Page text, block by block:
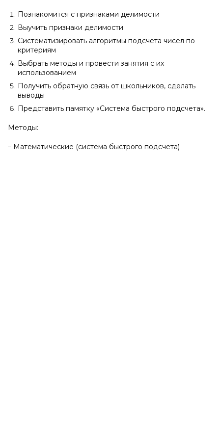
Познакомится с признаками делимости
Выучить признаки делимости
Систематизировать алгоритмы подсчета чисел по
критериям
Выбрать методы и провести занятия с их
использованием
Получить обратную связь от школьников, сделать
выводы
Представить памятку «Система быстрого подсчета».
Методы:
– Математические (система быстрого подсчета)